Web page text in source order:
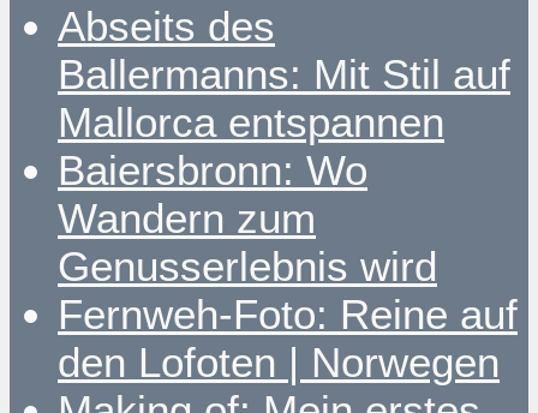
Abseits des
Ballermanns: Mit Stil auf
Mallorca entspannen
Baiersbronn: Wo
Wandern zum
Genusserlebnis wird
Fernweh-Foto: Reine auf
den Lofoten | Norwegen